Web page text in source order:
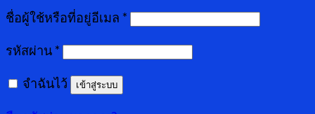
ชื่อผู้ใช้หรือที่อยู่อีเมล *
รหัสผ่าน *
จำฉันไว้ เข้าสู่ระบบ